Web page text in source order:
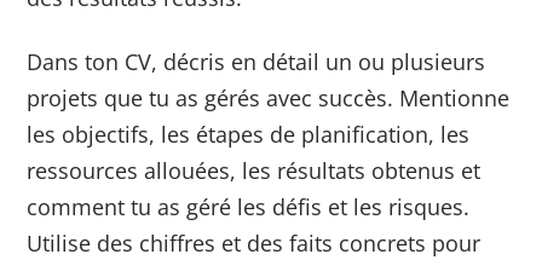
Dans ton CV, décris en détail un ou plusieurs
projets que tu as gérés avec succès. Mentionne
les objectifs, les étapes de planification, les
ressources allouées, les résultats obtenus et
comment tu as géré les défis et les risques.
Utilise des chiffres et des faits concrets pour